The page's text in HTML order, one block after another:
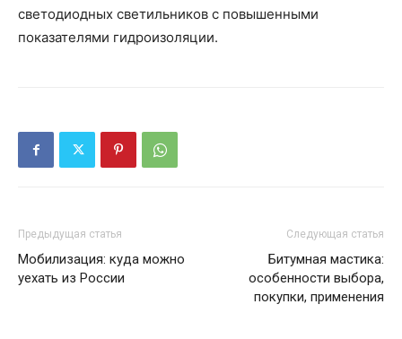
светодиодных светильников с повышенными
показателями гидроизоляции.
Предыдущая статья
Мобилизация: куда можно
уехать из России
Следующая статья
Битумная мастика:
особенности выбора,
покупки, применения